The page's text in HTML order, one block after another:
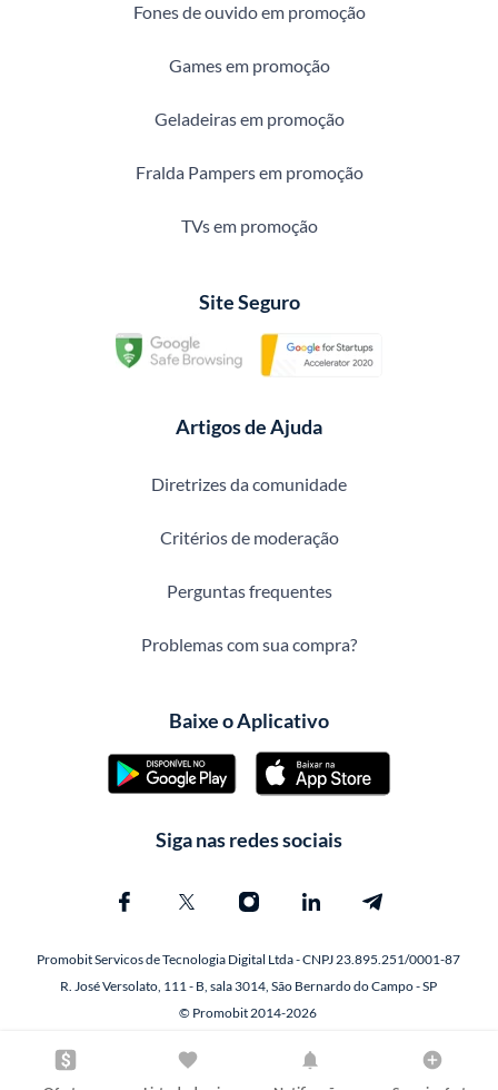
Fones de ouvido em promoção
Games em promoção
Geladeiras em promoção
Fralda Pampers em promoção
TVs em promoção
Site Seguro
Artigos de Ajuda
Diretrizes da comunidade
Critérios de moderação
Perguntas frequentes
Problemas com sua compra?
Baixe o Aplicativo
Siga nas redes sociais
Promobit Servicos de Tecnologia Digital Ltda - CNPJ 23.895.251/0001-87
R. José Versolato, 111 - B, sala 3014, São Bernardo do Campo - SP
© Promobit 2014-2026